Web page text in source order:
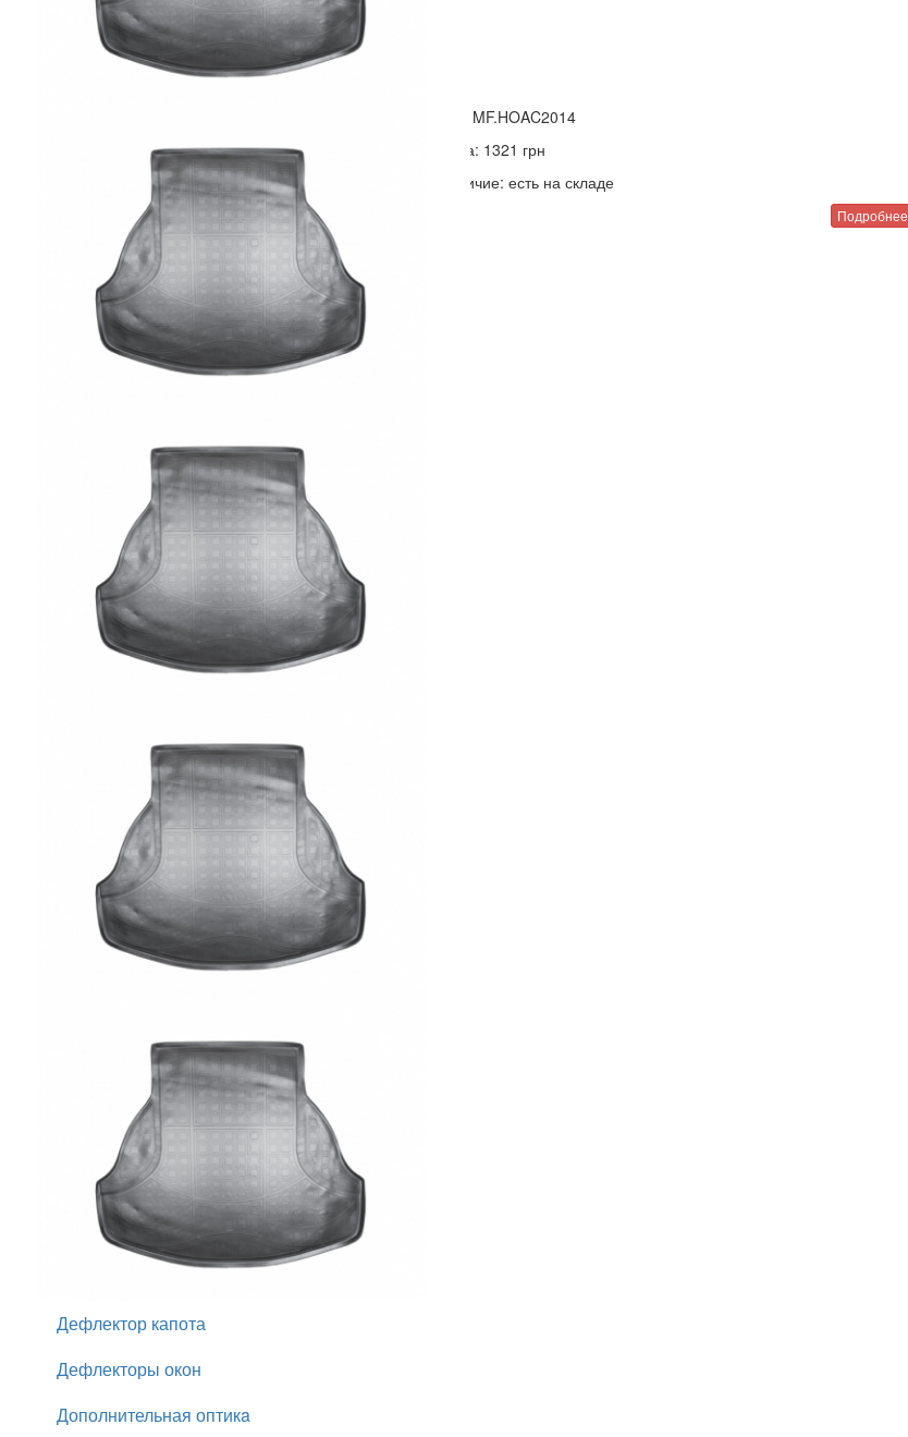
Тюнинг PEUGEOT
Тюнинг PORSCHE
Тюнинг RENAULT
Тюнинг SEAT
Тюнинг SKODA
Тюнинг SMART
Тюнинг SSANG YONG
Тюнинг SUZUKI
Тюнинг TESLA
Тюнинг TOYOTA
Тюнинг VOLKSWAGEN
Тюнинг VOLVO
УНИВЕРСАЛЬНЫЕ ТОВАРЫ
ВЫБЕРИТЕ
КАТЕГОРИЮ
Авточехлы
Багажник на крышу
Бампер передний
Бокс на крышу
Брызговики
Воздухозаборник
Вставки в крылья
Дефлектор капота
Дефлекторы окон
Дополнительная оптикa
MF.HOAC2014
Цена: 1321 грн
Наличие: есть на складе
Подробнее